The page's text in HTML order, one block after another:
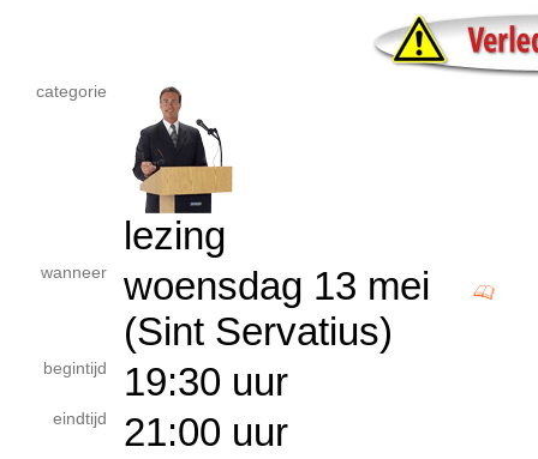
categorie
lezing
wanneer
woensdag 13 mei
(Sint Servatius)
begintijd 19:30 uur
eindtijd 21:00 uur